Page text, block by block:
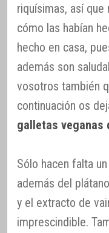
riquísimas, así
cómo las habían
hecho en casa,
además son
vosotros también
continuación os
galletas veganas
Sólo hacen falta
además del
y el extracto de
imprescindible.